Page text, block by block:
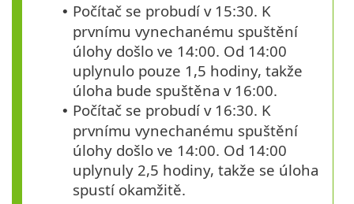
• Počítač se probudí v 15:30. K
prvnímu vynechanému spuštění
úlohy došlo ve 14:00. Od 14:00
uplynulo pouze 1,5 hodiny, takže
úloha bude spuštěna v 16:00.
• Počítač se probudí v 16:30. K
prvnímu vynechanému spuštění
úlohy došlo ve 14:00. Od 14:00
uplynuly 2,5 hodiny, takže se úloha
spustí okamžitě.